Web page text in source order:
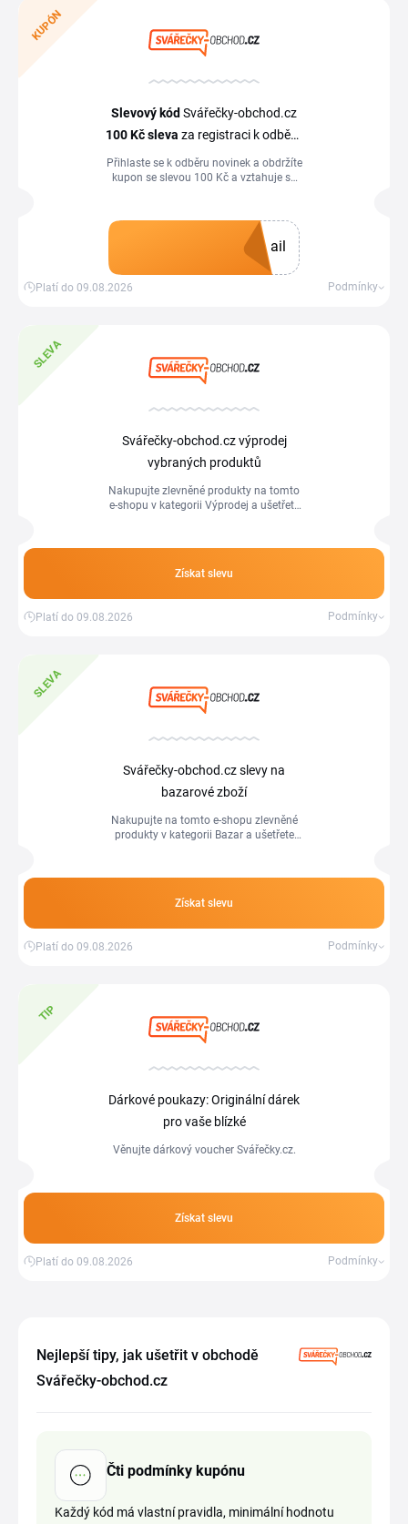
KUPÓN
Slevový kód Svářečky-obchod.cz
100 Kčsleva za registraci k odběru
newsletteru
Přihlaste se k odběru novinek a obdržíte
kupon se slevou 100 Kč a vztahuje se
ail
Platí do 09.08.2026 Podmínky
SLEVA
Svářečky-obchod.cz výprodej
vybraných produktů
Nakupujte zlevněné produkty na tomto
e-shopu v kategorii Výprodej a ušetřete
Získat slevu
Platí do 09.08.2026 Podmínky
SLEVA
Svářečky-obchod.cz slevy na
bazarové zboží
Nakupujte na tomto e-shopu zlevněné
produkty v kategorii Bazar a ušetřete
Získat slevu
Platí do 09.08.2026 Podmínky
TIP
Dárkové poukazy: Originální dárek
pro vaše blízké
Věnujte dárkový voucher Svářečky.cz.
Získat slevu
Platí do 09.08.2026 Podmínky
Nejlepší tipy, jak ušetřit v obchodě
Svářečky-obchod.cz
Čti podmínky kupónu
Každý kód má vlastní pravidla, minimální hodnotu